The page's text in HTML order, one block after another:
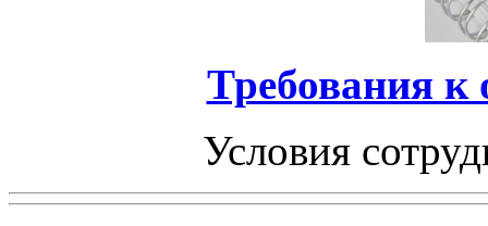
Требования к
Условия